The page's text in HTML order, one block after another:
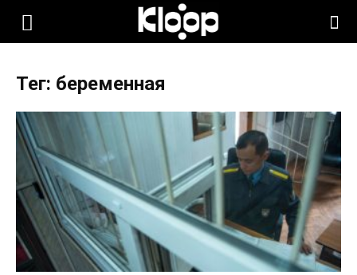
KLOOP.KG
Новости
Кыргызстана
Тег: беременная